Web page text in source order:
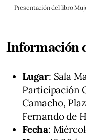
Presentación del libro
Información
Lugar: Sala
Participación
Camacho,
Fernando de
Fecha: